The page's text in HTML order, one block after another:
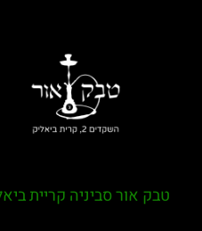
טבק אור סביניה קריית